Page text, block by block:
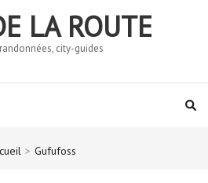
LA ROUTE
city-guides
> Gufufoss